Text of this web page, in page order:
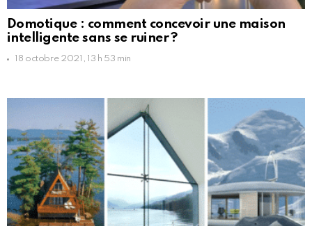
Domotique : comment concevoir une maison
intelligente sans se ruiner ?
18 octobre 2021, 13 h 53 min